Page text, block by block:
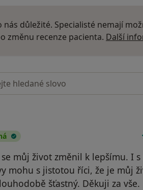
nás důležité. Specialisté nemají
změnu recenze pacienta. Další
v názorech
můj život změnil k lepšímu. I
mohu s jistotou říci, že je můj
šťastný. Děkuji za vše.